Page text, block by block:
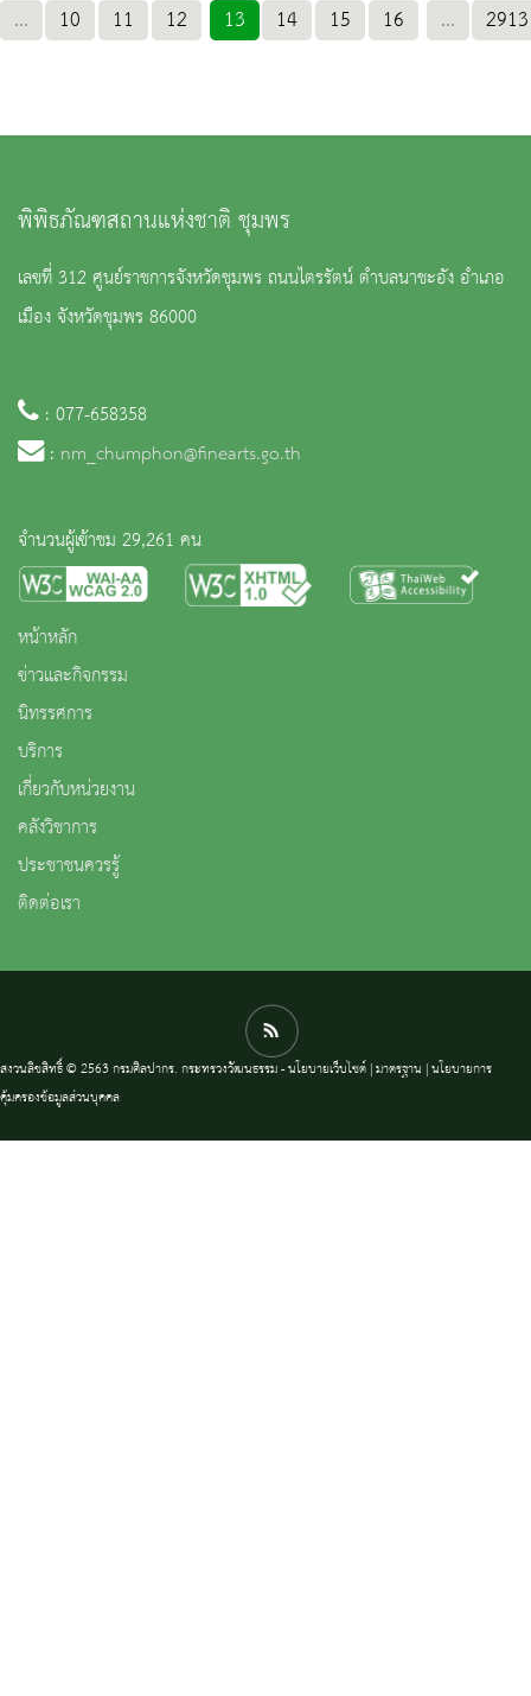
... 10 11 12 13 14 15 16 ... 2913
พิพิธภัณฑสถานแห่งชาติ ชุมพร
เลขที่ 312 ศูนย์ราชการจังหวัดชุมพร ถนนไตรรัตน์ ตำบลนาชะอัง อำเภอ
เมือง จังหวัดชุมพร 86000
: 077-658358
: nm_chumphon@finearts.go.th
จำนวนผู้เข้าชม 29,261 คน
หน้าหลัก
ข่าวและกิจกรรม
นิทรรศการ
บริการ
เกี่ยวกับหน่วยงาน
คลังวิชาการ
ประชาชนควรรู้
ติดต่อเรา
สงวนลิขสิทธิ์ © 2563 กรมศิลปากร. กระทรวงวัฒนธรรม -นโยบายเว็บไซต์|มาตรฐาน |นโยบายการ
คุ้มครองข้อมูลส่วนบุคคล